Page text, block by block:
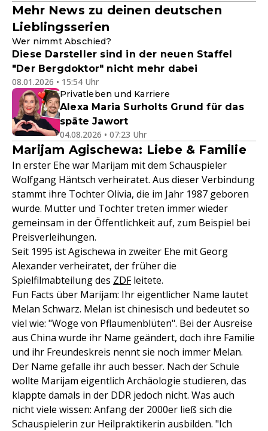
Mehr News zu deinen deutschen
Lieblingsserien
Wer nimmt Abschied?
Diese Darsteller sind in der neuen Staffel
"Der Bergdoktor" nicht mehr dabei
08.01.2026 • 15:54 Uhr
Privatleben und Karriere
Alexa Maria Surholts Grund für das
späte Jawort
04.08.2026 • 07:23 Uhr
Marijam Agischewa: Liebe & Familie
In erster Ehe war Marijam mit dem Schauspieler
Wolfgang Häntsch verheiratet. Aus dieser Verbindung
stammt ihre Tochter Olivia, die im Jahr 1987 geboren
wurde. Mutter und Tochter treten immer wieder
gemeinsam in der Öffentlichkeit auf, zum Beispiel bei
Preisverleihungen.
Seit 1995 ist Agischewa in zweiter Ehe mit Georg
Alexander verheiratet, der früher die
Spielfilmabteilung des ZDFleitete.
Fun Facts über Marijam: Ihr eigentlicher Name lautet
Melan Schwarz. Melan ist chinesisch und bedeutet so
viel wie: "Woge von Pflaumenblüten". Bei der Ausreise
aus China wurde ihr Name geändert, doch ihre Familie
und ihr Freundeskreis nennt sie noch immer Melan.
Der Name gefalle ihr auch besser. Nach der Schule
wollte Marijam eigentlich Archäologie studieren, das
klappte damals in der DDR jedoch nicht. Was auch
nicht viele wissen: Anfang der 2000er ließ sich die
Schauspielerin zur Heilpraktikerin ausbilden. "Ich